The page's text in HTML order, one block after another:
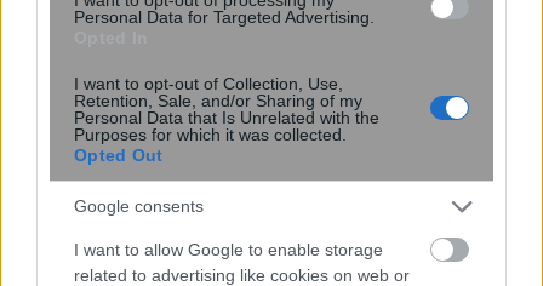
Personal Data for Targeted Advertising.
I want to opt-out of Collection, Use,
Retention, Sale, and/or Sharing of my
Personal Data that Is Unrelated with the
Purposes for which it was collected.
Opted Out
Google consents
I want to allow Google to enable storage
related to advertising like cookies on web or
Νέοι υπέρλεπτοι υπεραγωγοί
ανοίγουν τον δρόμο για μικρότερες
και αποδοτικότερες κβαντικές
συσκευές